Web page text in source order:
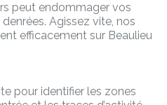
peut endommager vos
Agissez vite, nos
efficacement sur Beaulieu
pour identifier les zones